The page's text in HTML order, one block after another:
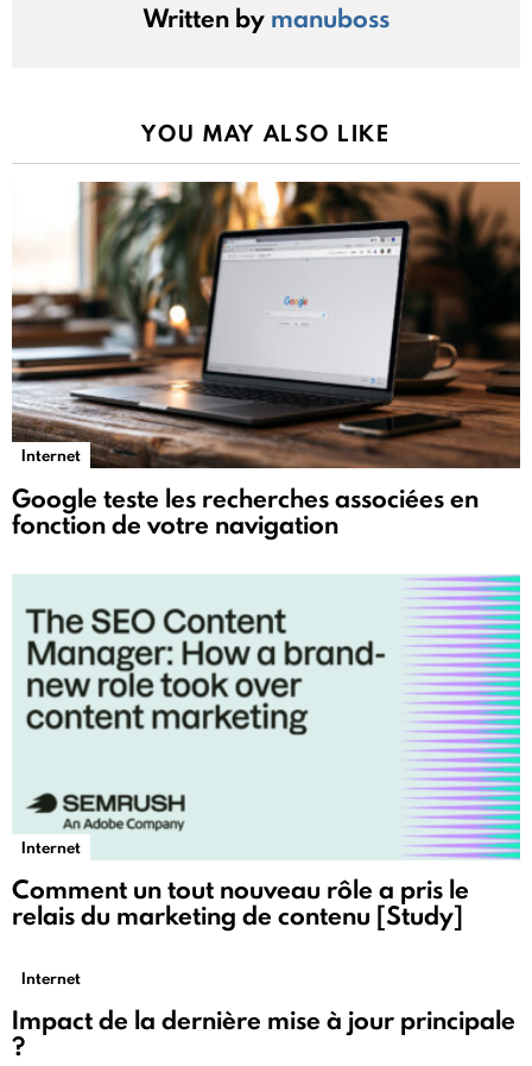
Written by manuboss
YOU MAY ALSO LIKE
Internet
Google teste les recherches associées en
fonction de votre navigation
Internet
Comment un tout nouveau rôle a pris le
relais du marketing de contenu [Study]
Internet
Impact de la dernière mise à jour principale
?